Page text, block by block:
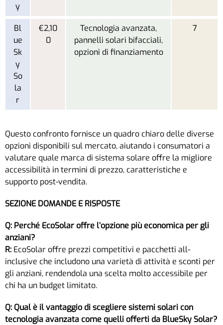
y
Bl
ue
Sk
y
So
la
r
€2,10
0
Tecnologia avanzata,
pannelli solari bifacciali,
opzioni di finanziamento
7
Questo confronto fornisce un quadro chiaro delle diverse
opzioni disponibili sul mercato, aiutando i consumatori a
valutare quale marca di sistema solare offre la migliore
accessibilità in termini di prezzo, caratteristiche e
supporto post-vendita.
SEZIONE DOMANDE E RISPOSTE
Q: Perché EcoSolar offre l’opzione più economica per gli
anziani?
R: EcoSolar offre prezzi competitivi e pacchetti all-
inclusive che includono una varietà di attività e sconti per
gli anziani, rendendola una scelta molto accessibile per
chi ha un budget limitato.
Q: Qual è il vantaggio di scegliere sistemi solari con
tecnologia avanzata come quelli offerti da BlueSky Solar?